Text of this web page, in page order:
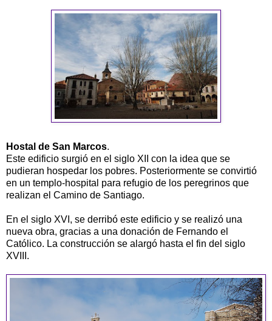
Hostal de San Marcos.
Este edificio surgió en el siglo XII con la idea que se
pudieran hospedar los pobres. Posteriormente se convirtió
en un templo-hospital para refugio de los peregrinos que
realizan el Camino de Santiago.
En el siglo XVI, se derribó este edificio y se realizó una
nueva obra, gracias a una donación de Fernando el
Católico. La construcción se alargó hasta el fin del siglo
XVIII.